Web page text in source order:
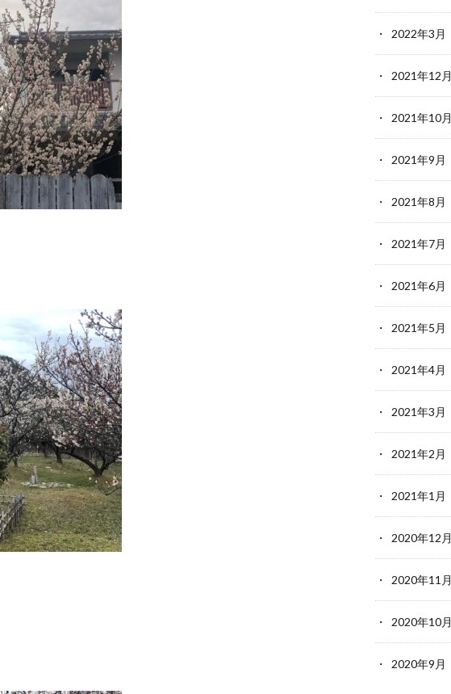
2022年3月
2021年12月
2021年10月
2021年9月
2021年8月
2021年7月
2021年6月
2021年5月
2021年4月
2021年3月
2021年2月
2021年1月
2020年12月
2020年11月
2020年10月
2020年9月